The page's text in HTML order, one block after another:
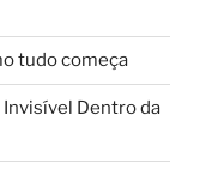
tudo começa
Invisível Dentro da